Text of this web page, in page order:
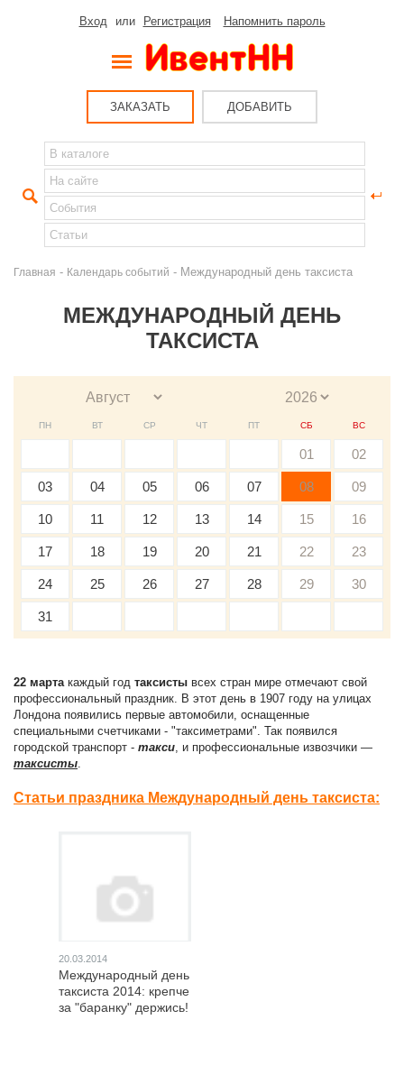
Вход или Регистрация Напомнить пароль
ЗАКАЗАТЬ ДОБАВИТЬ
Главная - Календарь событий - Международный день таксиста
МЕЖДУНАРОДНЫЙ ДЕНЬ
ТАКСИСТА
ПН ВТ СР ЧТ ПТ СБ ВС
01 02
03 04 05 06 07 08 09
10 11 12 13 14 15 16
17 18 19 20 21 22 23
24 25 26 27 28 29 30
31
22 мартакаждый год таксисты всех стран мире отмечают свой
профессиональный праздник. В этот день в 1907 году на улицах
Лондона появились первые автомобили, оснащенные
специальными счетчиками - "таксиметрами". Так появился
городской транспорт - такси, и профессиональные извозчики —
таксисты.
Статьи праздника Международный день таксиста:
20.03.2014
Международный день
таксиста 2014: крепче
за "баранку" держись!